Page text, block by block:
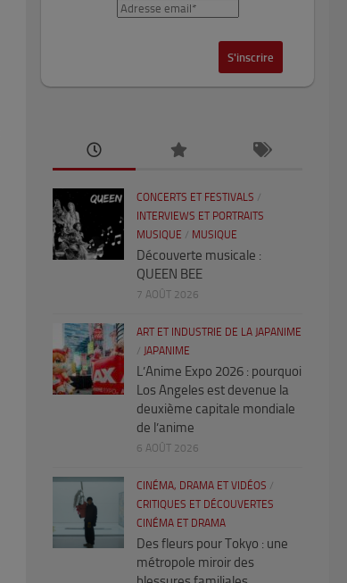
CONCERTS ET FESTIVALS /
INTERVIEWS ET PORTRAITS
MUSIQUE / MUSIQUE
Découverte musicale :
QUEEN BEE
7 AOÛT 2026
ART ET INDUSTRIE DE LA JAPANIME
/ JAPANIME
L’Anime Expo 2026 : pourquoi
Los Angeles est devenue la
deuxième capitale mondiale
de l’anime
6 AOÛT 2026
CINÉMA, DRAMA ET VIDÉOS /
CRITIQUES ET DÉCOUVERTES
CINÉMA ET DRAMA
Des fleurs pour Tokyo : une
métropole miroir des